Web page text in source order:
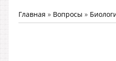
Главная » Вопросы »